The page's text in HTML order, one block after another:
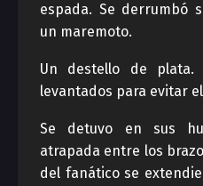
espada. Se derrumbó
un maremoto.
Un destello de plata.
levantados para evitar
Se detuvo en sus
atrapada entre los
del fanático se